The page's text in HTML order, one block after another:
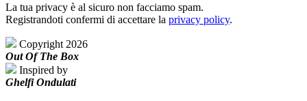
La tua privacy è al sicuro non facciamo spam.
Registrandoti confermi di accettare la privacy policy.
Copyright 2026
Out Of The Box
Inspired by
Ghelfi Ondulati